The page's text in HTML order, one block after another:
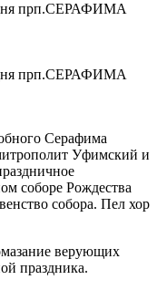
прп.СЕРАФИМА
прп.СЕРАФИМА
Серафима
Уфимский и
соборе Рождества
собора. Пел хор
верующих
праздника.